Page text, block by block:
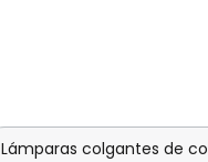
Lámparas colgantes de